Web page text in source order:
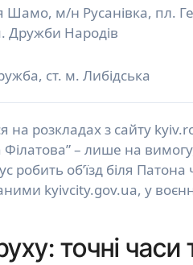
Шамо, м/н Русанівка, пл.
Дружби Народів
ст. м. Либідська
на розкладах з сайту
Філатова” – лише на
робить об’їзд біля
kyivcity.gov.ua, у
точні часи